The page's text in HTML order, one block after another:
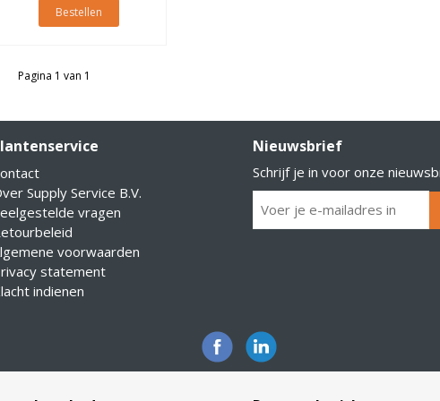
Bestellen
Pagina 1 van 1
Supply Service B.V.
vragen
voorwaarden
statement
indienen
Nieuwsbrief
Schrijf je in voor onze